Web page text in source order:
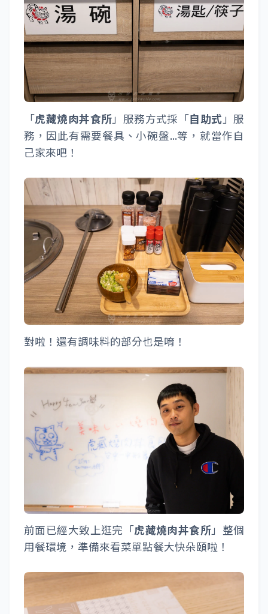
「虎藏燒肉丼食所 」服務方式採「自助式 」服
務，因此有需要餐具、小碗盤...等，就當作自
己家來吧！
對啦！還有調味料的部分也是唷！
前面已經大致上逛完「虎藏燒肉丼食所」整個
用餐環境，準備來看菜單點餐大快朵頤啦！